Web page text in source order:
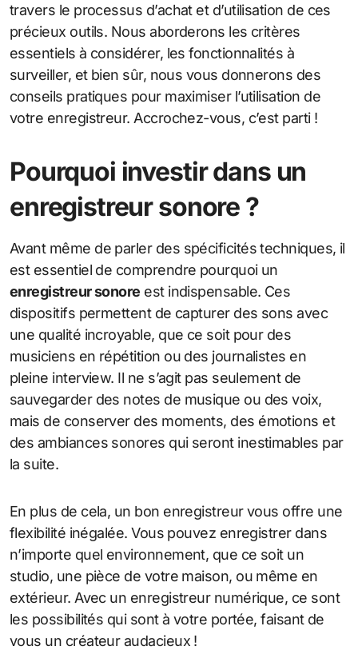
travers le processus d’achat et d’utilisation de ces
précieux outils. Nous aborderons les critères
essentiels à considérer, les fonctionnalités à
surveiller, et bien sûr, nous vous donnerons des
conseils pratiques pour maximiser l’utilisation de
votre enregistreur. Accrochez-vous, c’est parti !
Pourquoi investir dans un
enregistreur sonore ?
Avant même de parler des spécificités techniques, il
est essentiel de comprendre pourquoi un
enregistreur sonore est indispensable. Ces
dispositifs permettent de capturer des sons avec
une qualité incroyable, que ce soit pour des
musiciens en répétition ou des journalistes en
pleine interview. Il ne s’agit pas seulement de
sauvegarder des notes de musique ou des voix,
mais de conserver des moments, des émotions et
des ambiances sonores qui seront inestimables par
la suite.
En plus de cela, un bon enregistreur vous offre une
flexibilité inégalée. Vous pouvez enregistrer dans
n’importe quel environnement, que ce soit un
studio, une pièce de votre maison, ou même en
extérieur. Avec un enregistreur numérique, ce sont
les possibilités qui sont à votre portée, faisant de
vous un créateur audacieux !